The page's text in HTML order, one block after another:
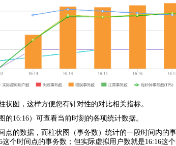
图，这样方便您有针对性的对比相关指标。
16:16）可查看当前时刻的各项统计数据。
点的数据，而柱状图（事务数）统计的一段时间内的
个时间点的事务数；但实际虚拟用户数就是16:16这